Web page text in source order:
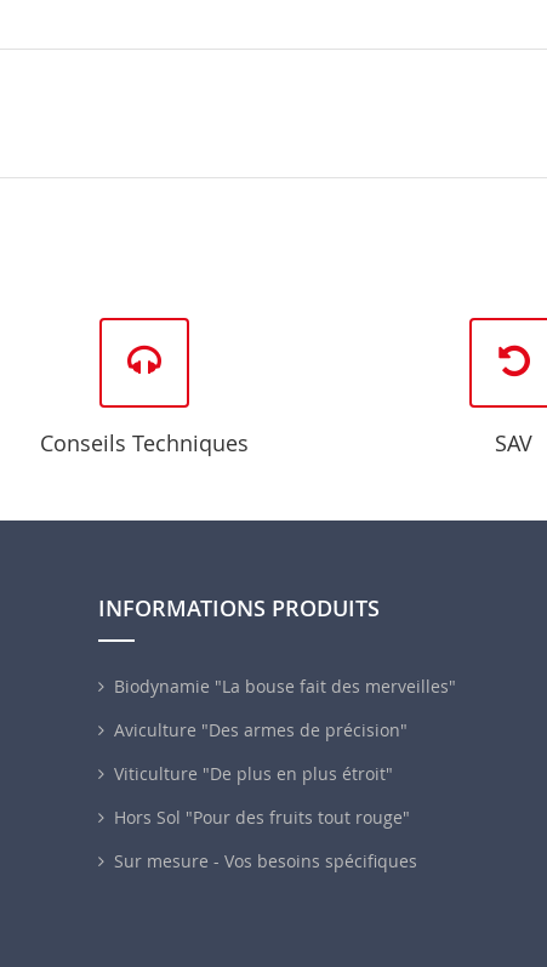
Conseils Techniques SAV
INFORMATIONS PRODUITS
Biodynamie "La bouse fait des merveilles"
Aviculture "Des armes de précision"
Viticulture "De plus en plus étroit"
Hors Sol "Pour des fruits tout rouge"
Sur mesure - Vos besoins spécifiques